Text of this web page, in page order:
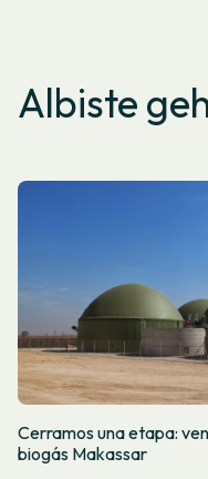
Albiste
Cerramos una etapa:
biogás Makassar